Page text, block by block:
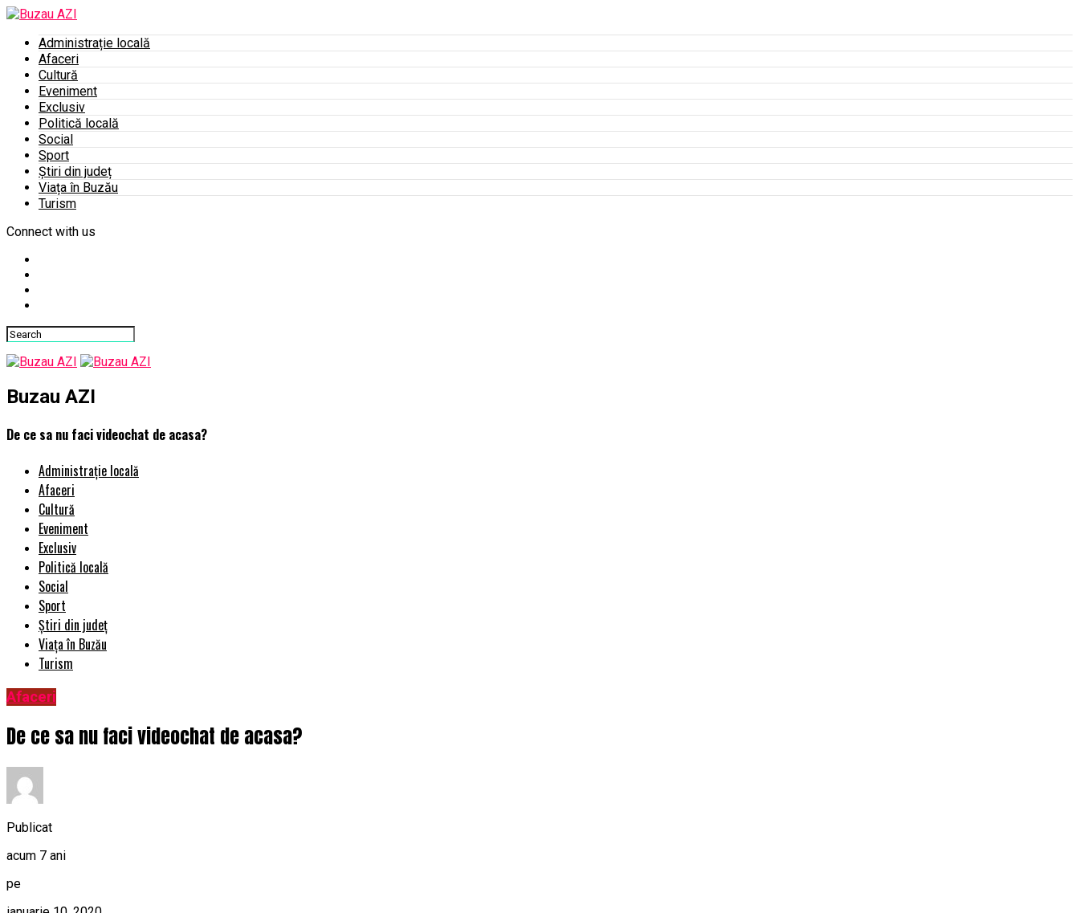
Administrație locală
Afaceri
Cultură
Eveniment
Exclusiv
Politică locală
Social
Sport
Știri din județ
Viața în Buzău
Turism
Connect with us
Buzau AZI
De ce sa nu faci videochat de acasa?
Administrație locală
Afaceri
Cultură
Eveniment
Exclusiv
Politică locală
Social
Sport
Știri din județ
Viața în Buzău
Turism
Afaceri
De ce sa nu faci videochat de acasa?
Publicat
acum 7 ani
pe